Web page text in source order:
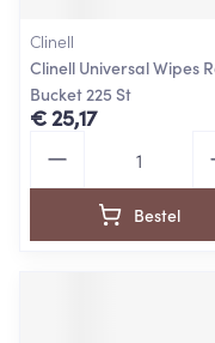
Clinell
Clinell Universal Wipes
Bucket 225 St
€ 25,17
Bestel